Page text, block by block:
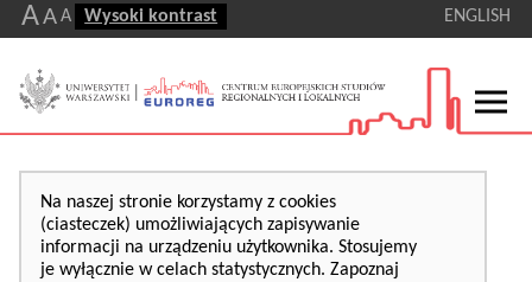
AA A Wysoki kontrast ENGLISH
Na naszej stronie korzystamy z cookies
(ciasteczek) umożliwiających zapisywanie
informacji na urządzeniu użytkownika. Stosujemy
je wyłącznie w celach statystycznych. Zapoznaj